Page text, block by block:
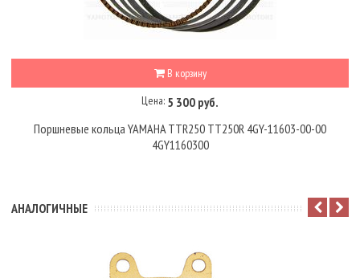
В корзину
Цена: 5 300 руб.
Поршневые кольца YAMAHA TTR250 TT250R 4GY-11603-00-00
4GY1160300
АНАЛОГИЧНЫЕ